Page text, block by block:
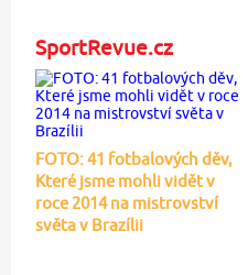
SportRevue.cz
FOTO: 41 fotbalových děv,
Které jsme mohli vidět v
roce 2014 na mistrovství
světa v Brazílii